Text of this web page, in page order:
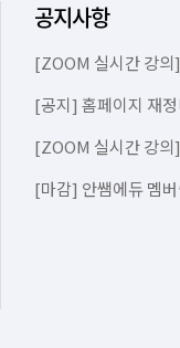
공지사항
[ZOOM 실시간 강의
[공지] 홈페이지 재
[ZOOM 실시간 강의
[마감] 안쌤에듀 멤